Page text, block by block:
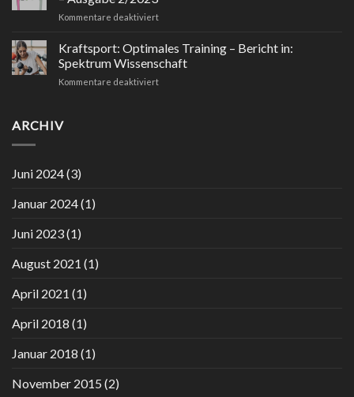
schöner
–
Podcast
ZEITonline
Kommentare deaktiviertfür
und
–
Beitrag
Kraftsport: Optimales Training – Bericht in:
Spektrum Wissenschaft
Kommentare deaktiviertfür
ARCHIV
Juni 2024(3)
Januar 2024(1)
Juni 2023(1)
August 2021 (1)
April 2021 (1)
April 2018 (1)
Januar 2018 (1)
November 2015 (2)